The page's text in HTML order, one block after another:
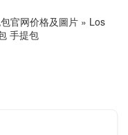
官网价格及圖片 » Los
手提包